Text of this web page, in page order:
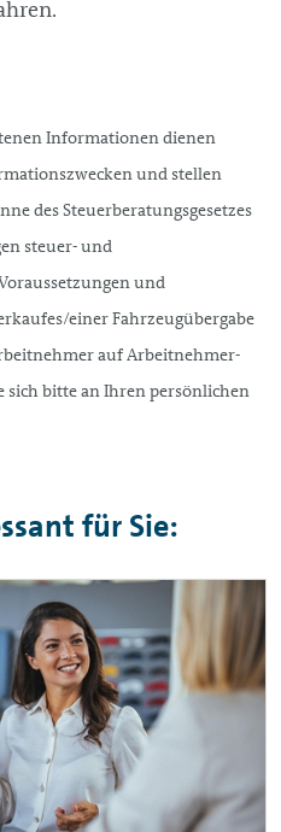
Informationen dienen
und stellen
des Steuerberatungsgesetzes
steuer- und
und
einer Fahrzeugübergabe
auf Arbeitnehmer-
sich bitte an Ihren persönlichen
für Sie: